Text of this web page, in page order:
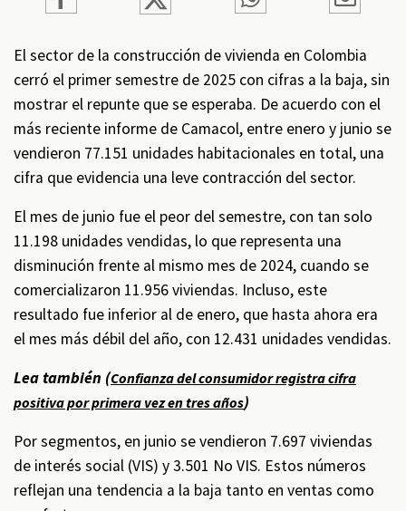
El sector de la construcción de vivienda en Colombia
cerró el primer semestre de 2025 con cifras a la baja, sin
mostrar el repunte que se esperaba. De acuerdo con el
más reciente informe de Camacol, entre enero y junio se
vendieron 77.151 unidades habitacionales en total, una
cifra que evidencia una leve contracción del sector.
El mes de junio fue el peor del semestre, con tan solo
11.198 unidades vendidas, lo que representa una
disminución frente al mismo mes de 2024, cuando se
comercializaron 11.956 viviendas. Incluso, este
resultado fue inferior al de enero, que hasta ahora era
el mes más débil del año, con 12.431 unidades vendidas.
Lea también (Confianza del consumidor registra cifra
positiva por primera vez en tres años)
Por segmentos, en junio se vendieron 7.697 viviendas
de interés social (VIS) y 3.501 No VIS. Estos números
reflejan una tendencia a la baja tanto en ventas como